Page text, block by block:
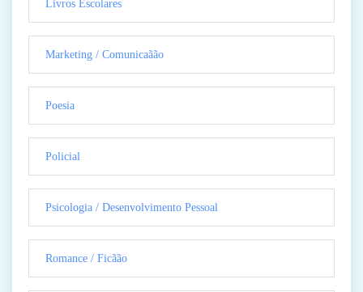
Livros Escolares
Marketing / Comunicaãão
Poesia
Policial
Psicologia / Desenvolvimento Pessoal
Romance / Ficãão